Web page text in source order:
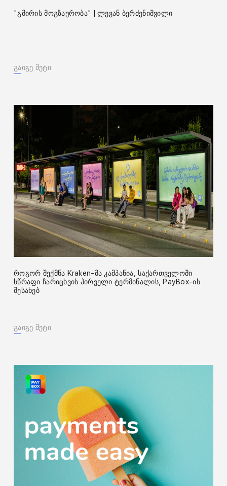
"გმირის მოგზაურობა" | ლევან ბერძენიშვილი
გაიგე მეტი
როგორ შექმნა Kraken-მა კამპანია, საქართველოში
სწრაფი ჩარიცხვის პირველი ტერმინალის, PayBox-ის
შესახებ
გაიგე მეტი